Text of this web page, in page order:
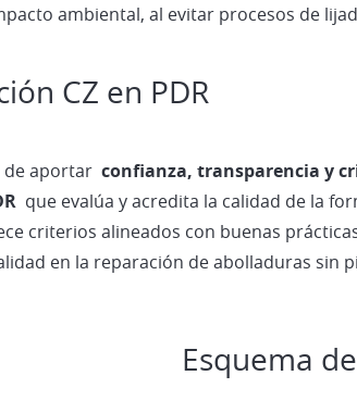
ambiental, al evitar procesos de
CZ en PDR
de aportar confianza, transparencia y
que evalúa y acredita la calidad de la
criterios alineados con buenas
en la reparación de abolladuras sin
Esquema